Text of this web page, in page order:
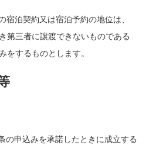
宿泊契約又は宿泊予約の地位は、
第三者に譲渡できないものである
をするものとします。
の申込みを承諾したときに成立する